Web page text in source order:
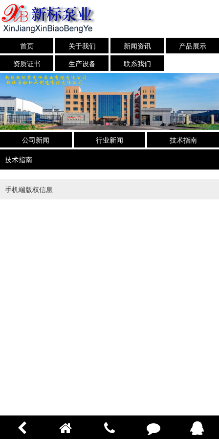
首页 关于我们 新闻资讯
产品展示
资质证书
生产设备 联系我们
公司新闻 行业新闻
技术指南
技术指南
手机端版权信息